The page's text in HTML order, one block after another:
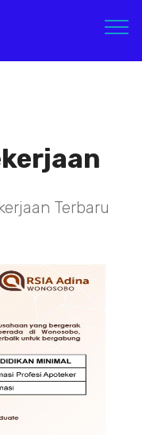
Terbaru
ADINA
TEKNIS
SAKIT IBU